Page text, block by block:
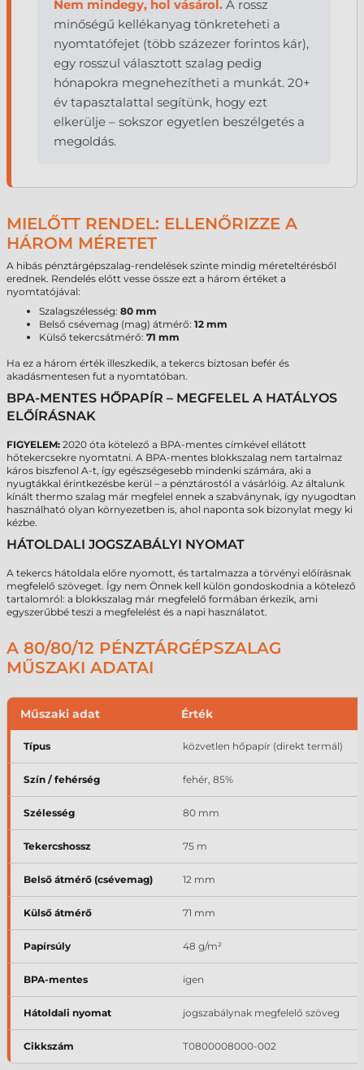
Nem mindegy, hol vásárol. A rossz
minőségű kellékanyag tönkreteheti a
nyomtatófejet (több százezer forintos kár),
egy rosszul választott szalag pedig
hónapokra megnehezítheti a munkát. 20+
év tapasztalattal segítünk, hogy ezt
elkerülje – sokszor egyetlen beszélgetés a
megoldás.
MIELŐTT RENDEL: ELLENŐRIZZE A
HÁROM MÉRETET
A hibás pénztárgépszalag-rendelések szinte mindig méreteltérésből
erednek. Rendelés előtt vesse össze ezt a három értéket a
nyomtatójával:
Szalagszélesség: 80 mm
Belső csévemag (mag) átmérő: 12 mm
Külső tekercsátmérő: 71 mm
Ha ez a három érték illeszkedik, a tekercs biztosan befér és
akadásmentesen fut a nyomtatóban.
BPA-MENTES HŐPAPÍR – MEGFELEL A HATÁLYOS
ELŐÍRÁSNAK
FIGYELEM: 2020 óta kötelező a BPA-mentes címkével ellátott
hőtekercsekre nyomtatni. A BPA-mentes blokkszalag nem tartalmaz
káros biszfenol A-t, így egészségesebb mindenki számára, aki a
nyugtákkal érintkezésbe kerül – a pénztárostól a vásárlóig. Az általunk
kínált thermo szalag már megfelel ennek a szabványnak, így nyugodtan
használható olyan környezetben is, ahol naponta sok bizonylat megy ki
kézbe.
HÁTOLDALI JOGSZABÁLYI NYOMAT
A tekercs hátoldala előre nyomott, és tartalmazza a törvényi előírásnak
megfelelő szöveget. Így nem Önnek kell külön gondoskodnia a kötelező
tartalomról: a blokkszalag már megfelelő formában érkezik, ami
egyszerűbbé teszi a megfelelést és a napi használatot.
A 80/80/12 PÉNZTÁRGÉPSZALAG
MŰSZAKI ADATAI
Műszaki adat Érték
Típus közvetlen hőpapír (direkt termál)
Szín / fehérség fehér, 85%
Szélesség 80 mm
Tekercshossz 75 m
Belső átmérő (csévemag) 12 mm
Külső átmérő 71 mm
Papírsúly 48 g/m²
BPA-mentes igen
Hátoldali nyomat jogszabálynak megfelelő szöveg
Cikkszám T0800008000-002